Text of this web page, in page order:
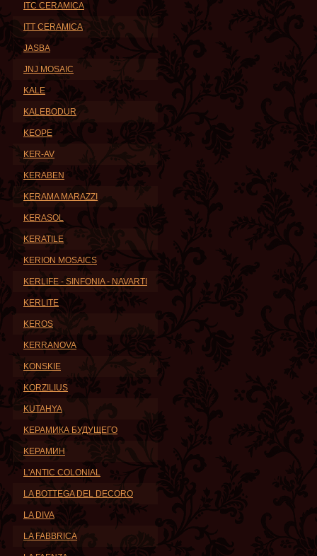
ITC CERAMICA
ITT CERAMICA
JASBA
JNJ MOSAIC
KALE
KALEBODUR
KEOPE
KER-AV
KERABEN
KERAMA MARAZZI
KERASOL
KERATILE
KERION MOSAICS
KERLIFE - SINFONIA - NAVARTI
KERLITE
KEROS
KERRANOVA
KONSKIE
KORZILIUS
KUTAHYA
KЕРАМИКА БУДУЩЕГО
KЕРАМИН
L'ANTIC COLONIAL
LA BOTTEGA DEL DECORO
LA DIVA
LA FABBRICA